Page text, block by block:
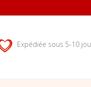
Expédiée sous 5-10